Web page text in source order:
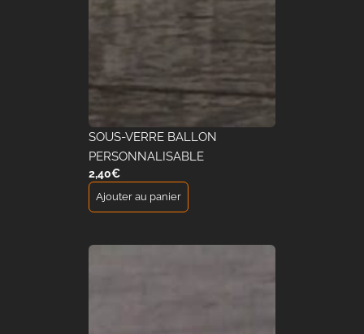
SOUS-VERRE BALLON
PERSONNALISABLE
2,40€
Ajouter au panier